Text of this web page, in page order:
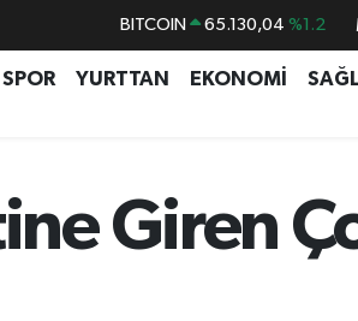
BITCOIN 65.130,04 %1.2
DOLAR 47,7069 %0.17
GRAM ALTIN %2.12
BİST100 13.887 %64
SPOR YURTTAN EKONOMİ
Giren